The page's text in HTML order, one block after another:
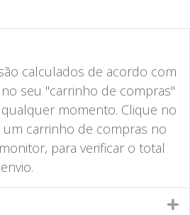
calculados de acordo com
seu "carrinho de compras"
momento. Clique no
carrinho de compras no
para verificar o total